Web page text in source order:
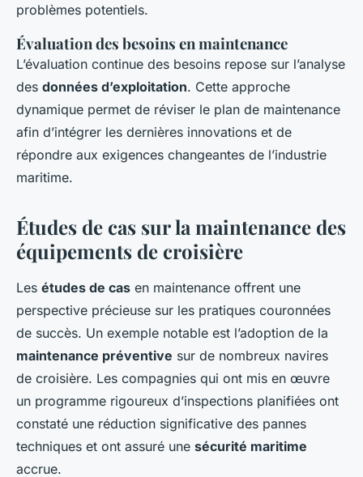
problèmes potentiels.
Évaluation des besoins en maintenance
L’évaluation continue des besoins repose sur l’analyse
des données d’exploitation. Cette approche
dynamique permet de réviser le plan de maintenance
afin d’intégrer les dernières innovations et de
répondre aux exigences changeantes de l’industrie
maritime.
Études de cas sur la maintenance des
équipements de croisière
Les études de cas en maintenance offrent une
perspective précieuse sur les pratiques couronnées
de succès. Un exemple notable est l’adoption de la
maintenance préventive sur de nombreux navires
de croisière. Les compagnies qui ont mis en œuvre
un programme rigoureux d’inspections planifiées ont
constaté une réduction significative des pannes
techniques et ont assuré une sécurité maritime
accrue.